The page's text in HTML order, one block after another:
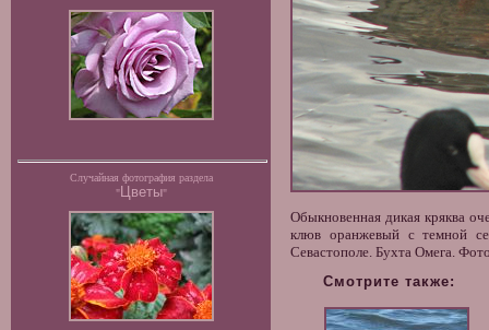
Случайная фотография раздела
"Цветы"
Обыкновенная дикая кряква
клюв оранжевый с темной
Севастополе. Бухта Омега.
Смотрите также: